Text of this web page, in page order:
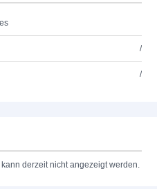
/
/
derzeit nicht angezeigt werden.